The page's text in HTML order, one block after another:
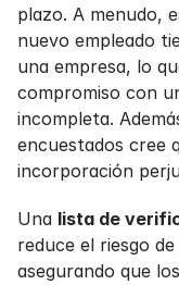
plazo. A menudo,
nuevo empleado
una empresa, lo
compromiso con
incompleta.
encuestados cree
incorporación
Una lista de
reduce el riesgo
asegurando que